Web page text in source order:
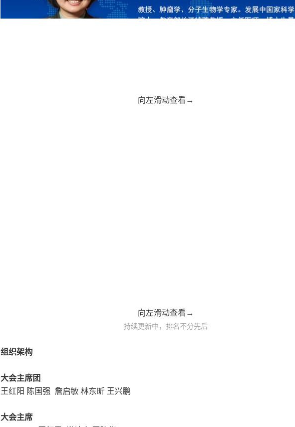
向左滑动查看→
向左滑动查看→
持续更新中，排名不分先后
组织架构
大会主席团
王红阳 陈国强 詹启敏 林东昕 王兴鹏
大会主席